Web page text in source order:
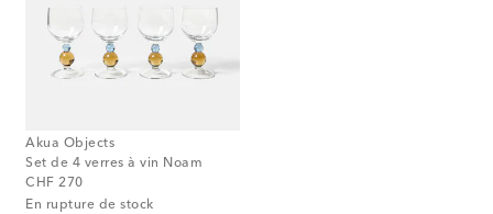
Akua Objects
Set de 4 verres à vin Noam
CHF 270
original price
En rupture de stock